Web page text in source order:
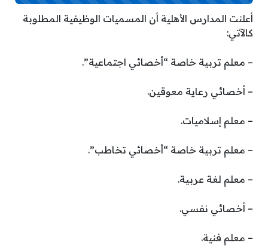
أعلنت المدارس الأهلية أن المسميات الوظيفية المطلوبة
كالآتي:
– معلم تربية خاصة “أخصائي اجتماعية”.
– أخصائي رعاية معوقين.
– معلم إسلاميات.
– معلم تربية خاصة “أخصائي تخاطب”.
– معلم لغة عربية.
– أخصائي نفسي.
– معلم فنية.